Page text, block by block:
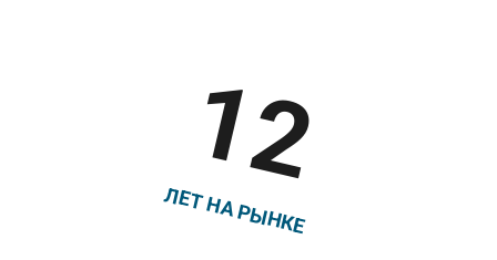
ВЕСЕННИЕ КАНИКУЛЫ В АНГЛИИ,
ЛОНДОН, DAVID GAME COLLEGE
12
ЛЕТ НА РЫНКЕ